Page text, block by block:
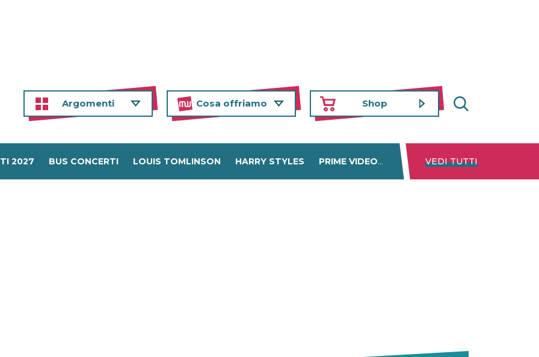
Argomenti Cosa offriamo Shop
2027 BUS CONCERTI LOUIS TOMLINSON HARRY STYLES PRIME VIDEO DISNEY+ NETFLIX
VEDI TUTTI